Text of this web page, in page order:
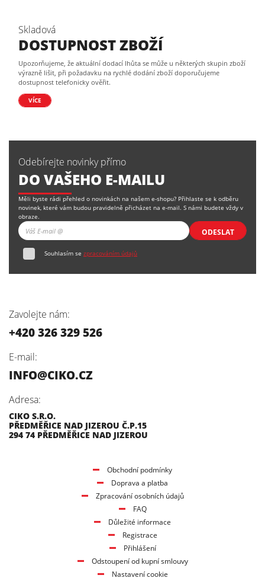
Skladová
DOSTUPNOST ZBOŽÍ
Upozorňujeme, že aktuální dodací lhůta se může u některých skupin zboží
výrazně lišit, při požadavku na rychlé dodání zboží doporučujeme
dostupnost telefonicky ověřit.
VÍCE
Odebírejte novinky přímo
DO VAŠEHO E-MAILU
Měli byste rádi přehled o novinkách na našem e-shopu? Přihlaste se k odběru
novinek, které vám budou pravidelně přicházet na e-mail. S námi budete vždy v
obraze.
ODESLAT
Souhlasím se zpracováním údajů
Zavolejte nám:
+420 326 329 526
E-mail:
INFO@CIKO.CZ
Adresa:
CIKO S.R.O.
PŘEDMĚŘICE NAD JIZEROU Č.P.15
294 74 PŘEDMĚŘICE NAD JIZEROU
Obchodní podmínky
Doprava a platba
Zpracování osobních údajů
FAQ
Důležité informace
Registrace
Přihlášení
Odstoupení od kupní smlouvy
Nastavení cookie